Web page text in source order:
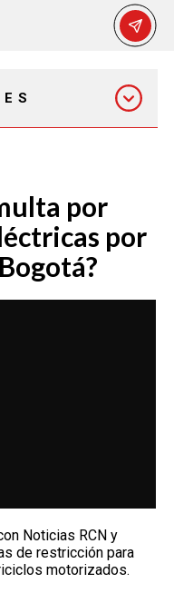
PM
PM
por
por
Noticias RCN y
de restricción para
motorizados.